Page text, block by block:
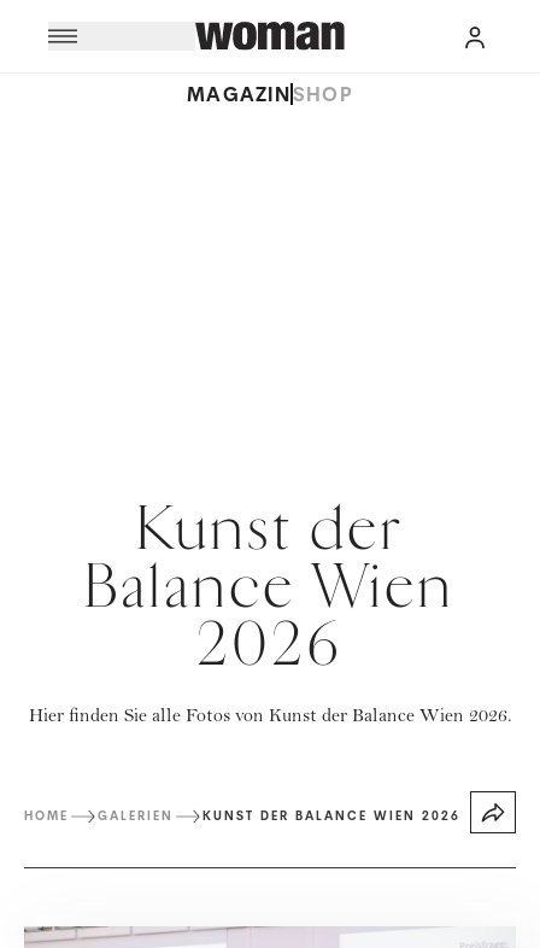
MAGAZINSHOP
Kunst der
Balance Wien
2026
Hier finden Sie alle Fotos von Kunst der Balance Wien 2026.
HOME GALERIEN KUNST DER BALANCE WIEN 2026